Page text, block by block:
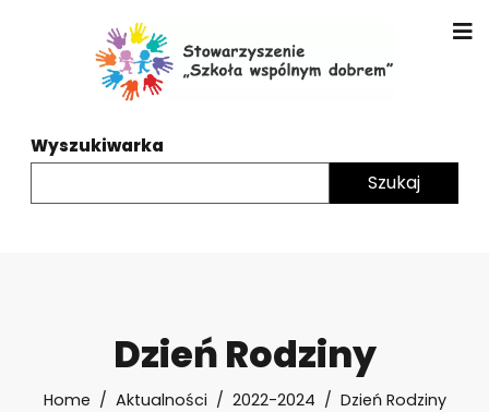
Wyszukiwarka
Dzień Rodziny
Home Aktualności 2022-2024 Dzień Rodziny